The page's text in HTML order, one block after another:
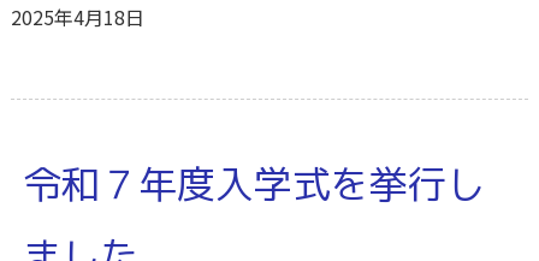
2025年4月18日
令和７年度入学式を挙行し